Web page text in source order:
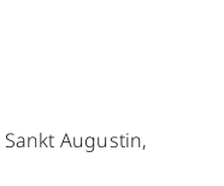
Sankt Augustin,